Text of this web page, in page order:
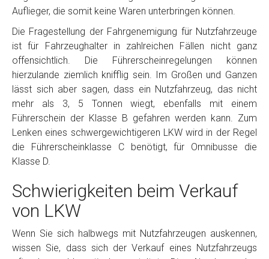
Auflieger, die somit keine Waren unterbringen können.
Die Fragestellung der Fahrgenemigung für Nutzfahrzeuge
ist für Fahrzeughalter in zahlreichen Fällen nicht ganz
offensichtlich. Die Führerscheinregelungen können
hierzulande ziemlich knifflig sein. Im Großen und Ganzen
lässt sich aber sagen, dass ein Nutzfahrzeug, das nicht
mehr als 3, 5 Tonnen wiegt, ebenfalls mit einem
Führerschein der Klasse B gefahren werden kann. Zum
Lenken eines schwergewichtigeren LKW wird in der Regel
die Führerscheinklasse C benötigt, für Omnibusse die
Klasse D.
Schwierigkeiten beim Verkauf
von LKW
Wenn Sie sich halbwegs mit Nutzfahrzeugen auskennen,
wissen Sie, dass sich der Verkauf eines Nutzfahrzeugs